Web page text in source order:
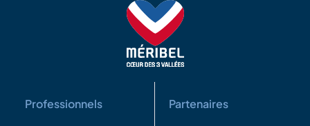
Professionnels Partenaires